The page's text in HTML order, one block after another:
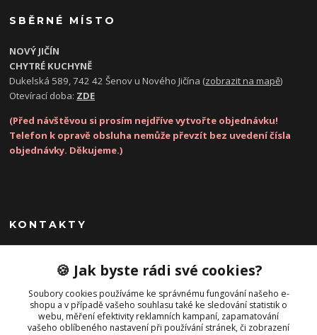
SBĚRNÉ MÍSTO
NOVÝ JIČÍN
CHYTRÉ KUCHYNĚ
Dukelská 589, 742 42 Šenov u Nového Jičína (zobrazit na mapě)
Otevírací doba: ZDE
(Před návštěvou si prosím nejdříve vytvořte objednávku!
Telefon k opravě obsluha nemůže převzít bez uvedení čísla
objednávky. Děkujeme.)
KONTAKTY
Zákaznická podpora
(Po-Pá, 8-17 hod.)
info@opravatelefonu.cz
🍪 Jak byste rádi své cookies?
Soubory cookies používáme ke správnému fungování našeho e-
shopu a v případě vašeho souhlasu také ke sledování statistik o
webu, měření efektivity reklamních kampaní, zapamatování
vašeho oblíbeného nastavení při používání stránek, či zobrazení